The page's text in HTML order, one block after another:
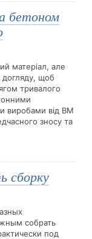
бетоном
матеріал, але
догляду, щоб
тривалого
виробами від BM
зносу та
сборку
собрать
под